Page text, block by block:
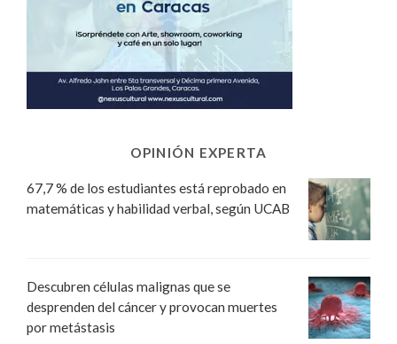
OPINIÓN EXPERTA
67,7 % de los estudiantes está reprobado en
matemáticas y habilidad verbal, según UCAB
Descubren células malignas que se
desprenden del cáncer y provocan muertes
por metástasis